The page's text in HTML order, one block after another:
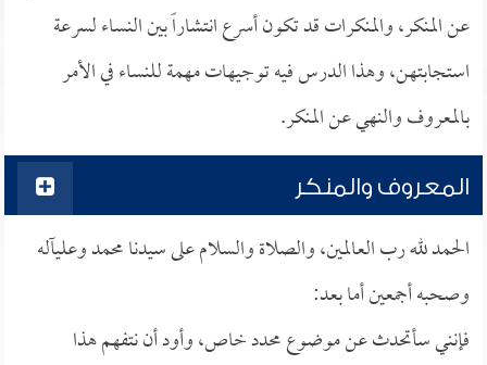
عن المنكر، والمنكرات قد تكون أسرع انتشاراً بين النساء لسرعة
استجابتهن، وهذا الدرس فيه توجيهات مهمة للنساء في الأمر
بالمعروف والنهي عن المنكر.
المعروف والمنكر
الحمد لله رب العالمين، والصلاة والسلام على سيدنا محمد وعلىآله
وصحبه أجمعين أما بعد:
فإنني سأتحدث عن موضوع محدد خاص، وأود أن نتفهم هذا